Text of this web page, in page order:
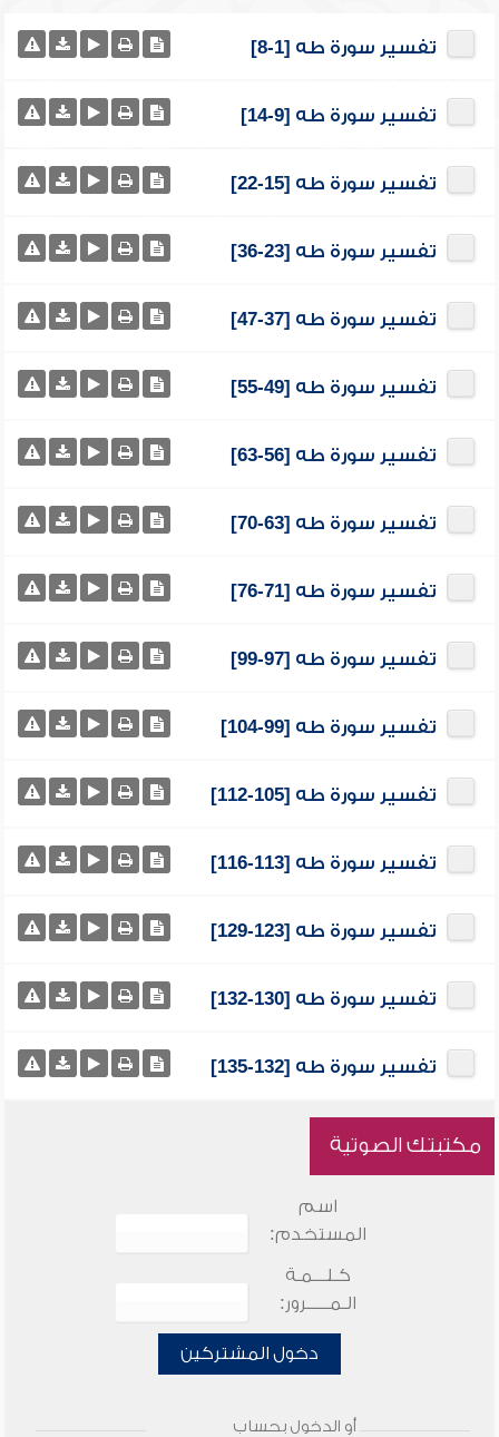
تفسير سورة طه [1-8]
تفسير سورة طه [9-14]
تفسير سورة طه [15-22]
تفسير سورة طه [23-36]
تفسير سورة طه [37-47]
تفسير سورة طه [49-55]
تفسير سورة طه [56-63]
تفسير سورة طه [63-70]
تفسير سورة طه [71-76]
تفسير سورة طه [97-99]
تفسير سورة طه [99-104]
تفسير سورة طه [105-112]
تفسير سورة طه [113-116]
تفسير سورة طه [123-129]
تفسير سورة طه [130-132]
تفسير سورة طه [132-135]
مكتبتك الصوتية
اسم
المستخدم:
كـلـــمـة
الـمـــــرور:
دخول المشتركين
أو الدخول بحساب